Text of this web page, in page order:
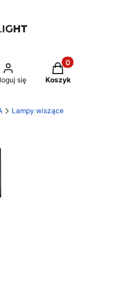
się
Produkty w
Koszyk
Lampy wiszące